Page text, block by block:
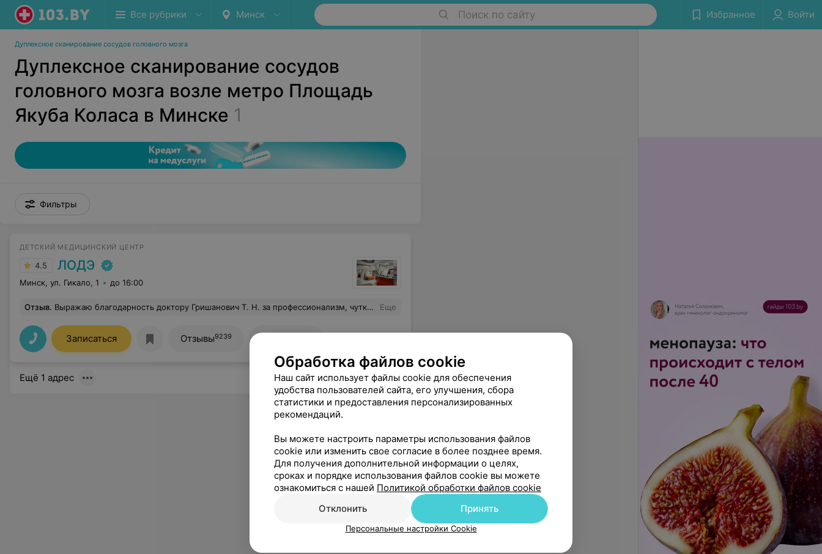
Все рубрики Минск Поиск по сайту Избранное Войти
Дуплексное сканирование сосудов головного мозга
Дуплексное сканирование сосудов
головного мозга возле метро Площадь
Якуба Коласа в Минске 1
Фильтры
ДЕТСКИЙ МЕДИЦИНСКИЙ ЦЕНТР
4.5 ЛОДЭ
Минск, ул. Гикало, 1 до 16:00
Отзыв. Выражаю благодарность доктору Гришанович Т. Н. за профессионализм, чуткость, внимательность. Назначенное лечение уже помогает, после первого применения, ребенок доволен. Доктор просто и понятно все объяснила, ответила на все вопросы. Еще
Записаться Отзывы9239
Ещё 1 адрес
Обработка файлов cookie
Наш сайт использует файлы cookie для обеспечения
удобства пользователей сайта, его улучшения, сбора
статистики и предоставления персонализированных
рекомендаций.
Вы можете настроить параметры использования файлов
cookie или изменить свое согласие в более позднее время.
Для получения дополнительной информации о целях,
сроках и порядке использования файлов cookie вы можете
ознакомиться с нашей Политикой обработки файлов cookie
Отклонить
Принять
Персональные настройки Cookie